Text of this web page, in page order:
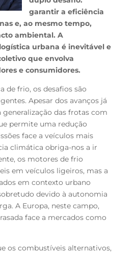
garantir a eficiência
e, ao mesmo tempo,
ambiental. A
urbana é inevitável e
que envolva
e consumidores.
de frio, os desafios são
Apesar dos avanços já
generalização das frotas com
permite uma redução
face a veículos mais
climática obriga-nos a ir
os motores de frio
em veículos ligeiros, mas a
em contexto urbano
devido à autonomia
A Europa, neste campo,
face a mercados como
os combustíveis alternativos,